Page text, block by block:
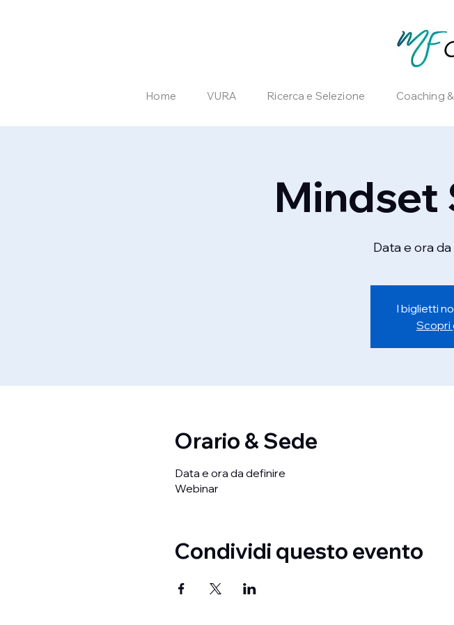
Home VURA Ricerca e Selezione Coaching
Mindset
Data e ora
I biglietti
Scopri
Orario & Sede
Data e ora da definire
Webinar
Condividi questo evento